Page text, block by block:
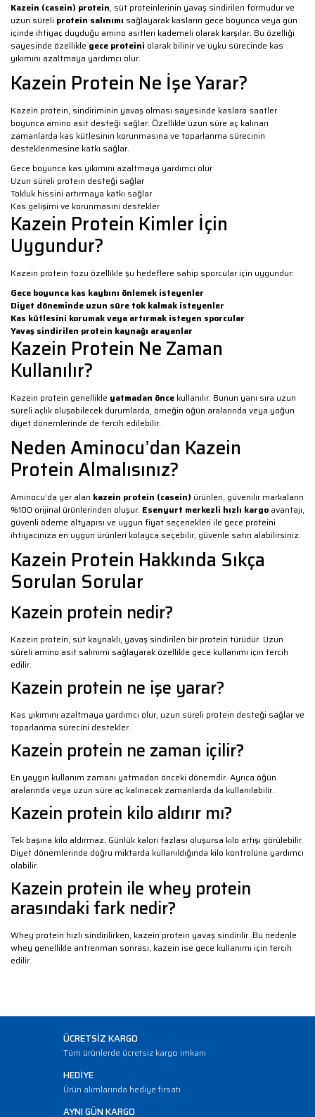
Kazein (casein) protein, süt proteinlerinin yavaş sindirilen formudur ve
uzun süreli protein salınımı sağlayarak kasların gece boyunca veya gün
içinde ihtiyaç duyduğu amino asitleri kademeli olarak karşılar. Bu özelliği
sayesinde özellikle gece proteini olarak bilinir ve uyku sürecinde kas
yıkımını azaltmaya yardımcı olur.
Kazein Protein Ne İşe Yarar?
Kazein protein, sindiriminin yavaş olması sayesinde kaslara saatler
boyunca amino asit desteği sağlar. Özellikle uzun süre aç kalınan
zamanlarda kas kütlesinin korunmasına ve toparlanma sürecinin
desteklenmesine katkı sağlar.
Gece boyunca kas yıkımını azaltmaya yardımcı olur
Uzun süreli protein desteği sağlar
Tokluk hissini artırmaya katkı sağlar
Kas gelişimi ve korunmasını destekler
Kazein Protein Kimler İçin
Uygundur?
Kazein protein tozu özellikle şu hedeflere sahip sporcular için uygundur:
Gece boyunca kas kaybını önlemek isteyenler
Diyet döneminde uzun süre tok kalmak isteyenler
Kas kütlesini korumak veya artırmak isteyen sporcular
Yavaş sindirilen protein kaynağı arayanlar
Kazein Protein Ne Zaman
Kullanılır?
Kazein protein genellikle yatmadan önce kullanılır. Bunun yanı sıra uzun
süreli açlık oluşabilecek durumlarda, örneğin öğün aralarında veya yoğun
diyet dönemlerinde de tercih edilebilir.
Neden Aminocu’dan Kazein
Protein Almalısınız?
Aminocu’da yer alan kazein protein (casein) ürünleri, güvenilir markaların
%100 orijinal ürünlerinden oluşur. Esenyurt merkezli hızlı kargo avantajı,
güvenli ödeme altyapısı ve uygun fiyat seçenekleri ile gece proteini
ihtiyacınıza en uygun ürünleri kolayca seçebilir, güvenle satın alabilirsiniz.
Kazein Protein Hakkında Sıkça
Sorulan Sorular
Kazein protein nedir?
Kazein protein, süt kaynaklı, yavaş sindirilen bir protein türüdür. Uzun
süreli amino asit salınımı sağlayarak özellikle gece kullanımı için tercih
edilir.
Kazein protein ne işe yarar?
Kas yıkımını azaltmaya yardımcı olur, uzun süreli protein desteği sağlar ve
toparlanma sürecini destekler.
Kazein protein ne zaman içilir?
En yaygın kullanım zamanı yatmadan önceki dönemdir. Ayrıca öğün
aralarında veya uzun süre aç kalınacak zamanlarda da kullanılabilir.
Kazein protein kilo aldırır mı?
Tek başına kilo aldırmaz. Günlük kalori fazlası oluşursa kilo artışı görülebilir.
Diyet dönemlerinde doğru miktarda kullanıldığında kilo kontrolüne yardımcı
olabilir.
Kazein protein ile whey protein
arasındaki fark nedir?
Whey protein hızlı sindirilirken, kazein protein yavaş sindirilir. Bu nedenle
whey genellikle antrenman sonrası, kazein ise gece kullanımı için tercih
edilir.
ÜCRETSİZ KARGO
Tüm ürünlerde ücretsiz kargo imkanı
HEDİYE
Ürün alımlarında hediye fırsatı
AYNI GÜN KARGO